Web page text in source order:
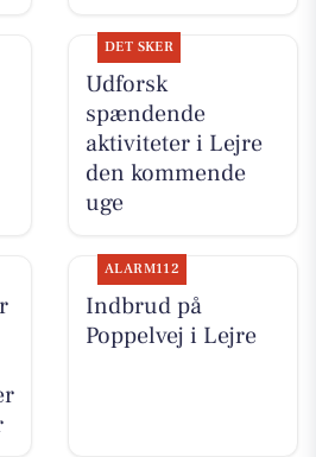
DET SKER
Udforsk
spændende
aktiviteter i Lejre
den kommende
uge
ALARM112
Indbrud på
Poppelvej i Lejre